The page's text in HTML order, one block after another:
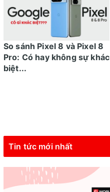
So sánh Pixel 8 và Pixel 8
Pro: Có hay không sự khác
biệt...
Tin tức mới nhất